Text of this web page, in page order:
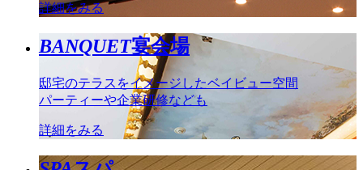
詳細をみる
BANQUET宴会場
邸宅のテラスをイメージしたベイビュー空間
パーティーや企業研修なども
詳細をみる